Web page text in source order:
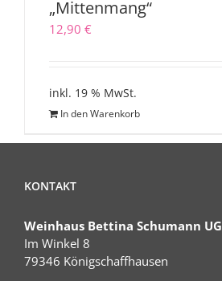
„Mittenmang“
12,90 €
inkl. 19 % MwSt.
In den Warenkorb
KONTAKT
Weinhaus Bettina Schumann UG
Im Winkel 8
79346 Königschaffhausen